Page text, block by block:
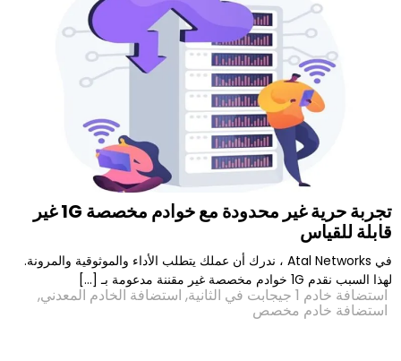
تجربة حرية غير محدودة مع خوادم مخصصة 1G غير
في Atal Networks ، ندرك أن عملك يتطلب الأداء والموثوقية والمرونة.
,استضافة الخادم المعدني,
مخصص